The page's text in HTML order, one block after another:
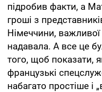
підробив факти, а
гроші з
Німеччини, важливої
надавала. А все це
того, щоб показати,
французькі
набагато простіше і